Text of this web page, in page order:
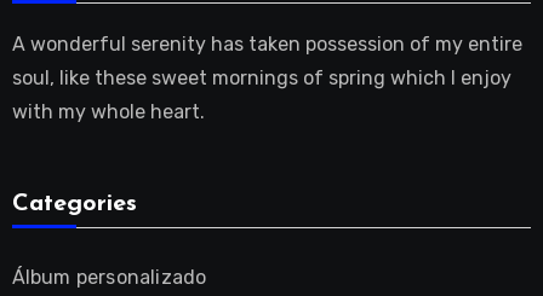
A wonderful serenity has taken possession of my entire
soul, like these sweet mornings of spring which I enjoy
with my whole heart.
Categories
Álbum personalizado